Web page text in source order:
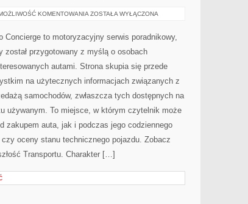
KOMENTOWANIA ŁĄCZNOŚĆ
RZECZY
(IOT)
ZOSTAŁA WYŁĄCZONA
Concierge to motoryzacyjny serwis poradnikowy,
został przygotowany z myślą o osobach
autami. Strona skupia się przede
na użytecznych informacjach związanych z
samochodów, zwłaszcza tych dostępnych na
używanym. To miejsce, w którym czytelnik może
zakupem auta, jak i podczas jego codziennego
oceny stanu technicznego pojazdu. Zobacz
Transportu. Charakter […]